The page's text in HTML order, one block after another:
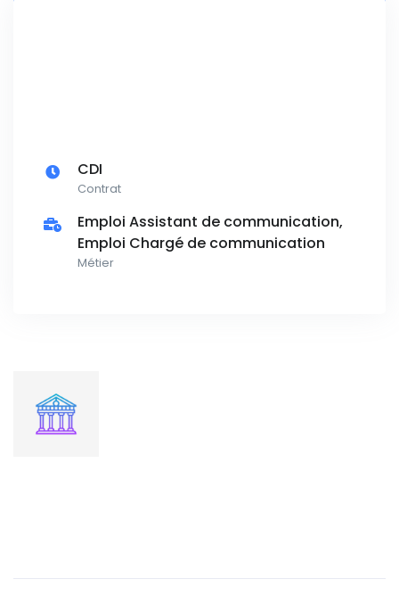
CDI
Contrat
Emploi Assistant de communication,
Emploi Chargé de communication
Métier